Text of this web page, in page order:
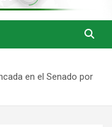
en el Senado por